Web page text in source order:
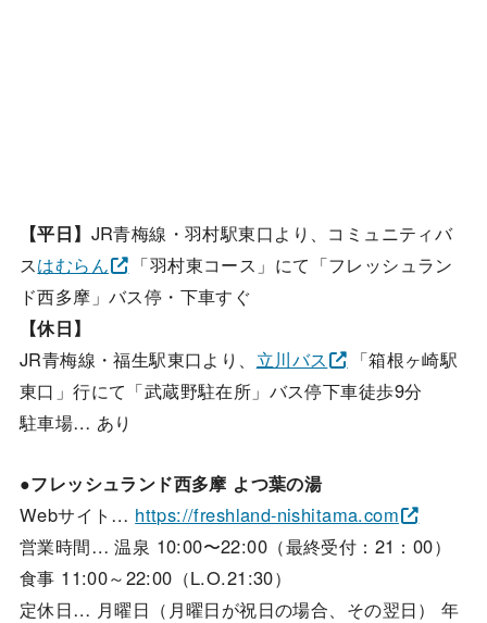
【平日】 JR青梅線・羽村駅東口より、コミュニティバ
スはむらん
「羽村東コース」にて「フレッシュラン
ド西多摩」バス停・下車すぐ
【休日】
JR青梅線・福生駅東口より、 立川バス
「箱根ヶ崎駅
東口」行にて「武蔵野駐在所」バス停下車徒歩9分
駐車場… あり
●フレッシュランド西多摩 よつ葉の湯
Webサイト… https://freshland-nishitama.com
営業時間… 温泉 10:00〜22:00（最終受付：21：00）
食事 11:00～22:00（L.O.21:30）
定休日… 月曜日（月曜日が祝日の場合、その翌日） 年